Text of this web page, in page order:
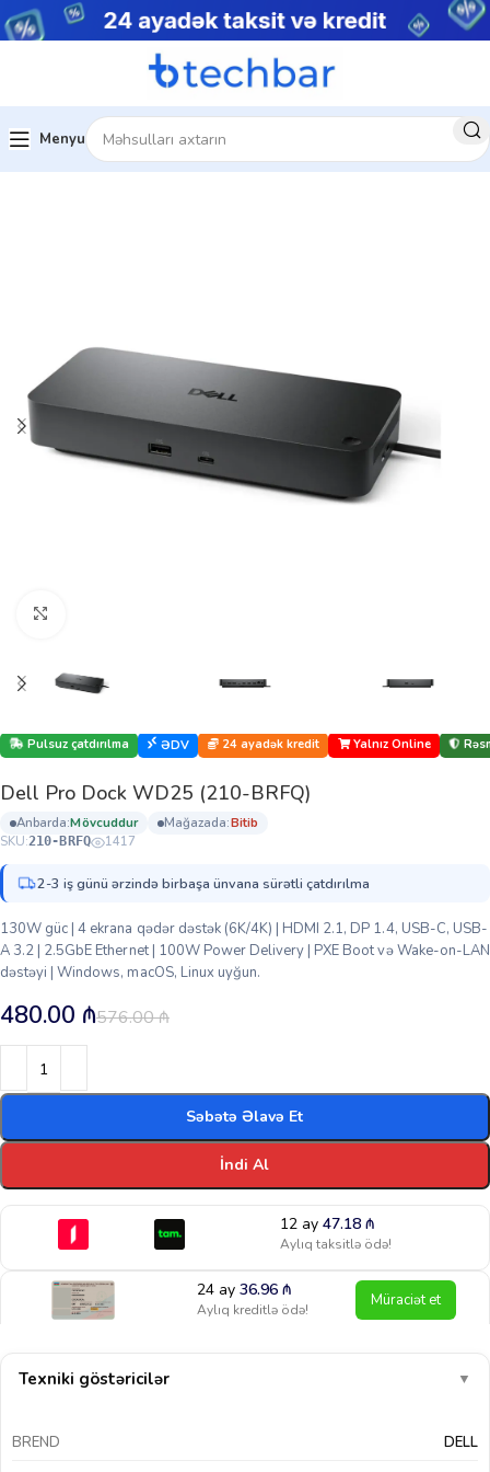
Menyu
Ev Kompüter aksesuarları Dock Station
Pulsuz çatdırılma ƏDV 24 ayadək kredit Yalnız Online
Dell Pro Dock WD25 (210-BRFQ)
anbarda: mövcuddur mağazada:
bi̇ti̇b
SKU:210-BRFQ 1417
2-3 iş günü ərzində birbaşa ünvana sürətli çatdırılma
130W güc | 4 ekrana qədər dəstək (6K/4K) | HDMI 2.1, DP 1.4, USB-C, USB-
A 3.2 | 2.5GbE Ethernet | 100W Power Delivery | PXE Boot və Wake-on-LAN
dəstəyi | Windows, macOS, Linux uyğun.
576.00₼
480.00 ₼
Səbətə Əlavə Et
İndi Al
12 ay 47.18 ₼
Aylıq taksitlə ödə!
24 ay36.96₼
Aylıq kreditlə ödə! Müraciət et
Texniki göstəricilər ▼
BREND DELL